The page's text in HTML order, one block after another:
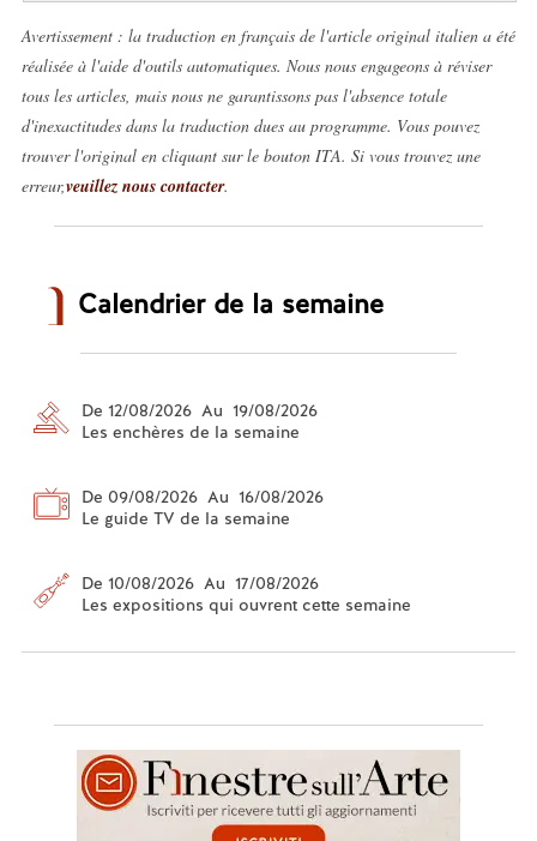
Avertissement : la traduction en français de l'article original italien a été
réalisée à l'aide d'outils automatiques. Nous nous engageons à réviser
tous les articles, mais nous ne garantissons pas l'absence totale
d'inexactitudes dans la traduction dues au programme. Vous pouvez
trouver l'original en cliquant sur le bouton ITA. Si vous trouvez une
erreur,veuillez nous contacter.
Calendrier de la semaine
De 12/08/2026 Au 19/08/2026
Les enchères de la semaine
De 09/08/2026 Au 16/08/2026
Le guide TV de la semaine
De 10/08/2026 Au 17/08/2026
Les expositions qui ouvrent cette semaine